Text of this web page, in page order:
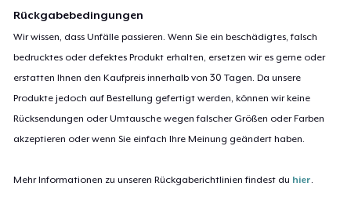
Rückgabebedingungen
Wir wissen, dass Unfälle passieren. Wenn Sie ein beschädigtes, falsch
bedrucktes oder defektes Produkt erhalten, ersetzen wir es gerne oder
erstatten Ihnen den Kaufpreis innerhalb von 30 Tagen. Da unsere
Produkte jedoch auf Bestellung gefertigt werden, können wir keine
Rücksendungen oder Umtausche wegen falscher Größen oder Farben
akzeptieren oder wenn Sie einfach Ihre Meinung geändert haben.
Mehr Informationen zu unseren Rückgaberichtlinien findest du hier.